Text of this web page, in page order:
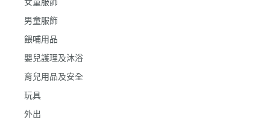
男童服飾
餵哺用品
嬰兒護理及沐浴
育兒用品及安全
玩具
外出